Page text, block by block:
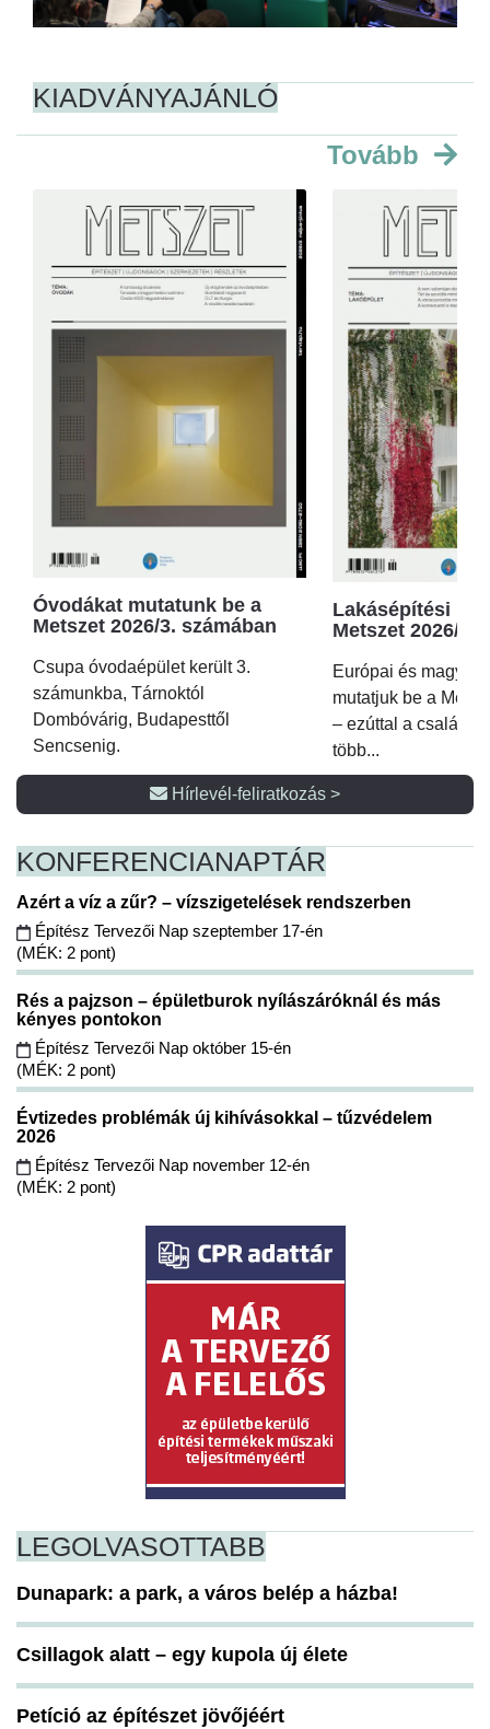
KIADVÁNYAJÁNLÓ
Tovább
Óvodákat mutatunk be a
Metszet 2026/3. számában
Csupa óvodaépület került 3.
számunkba, Tárnoktól
Dombóvárig, Budapesttől
Sencsenig.
Lakásépítési
Metszet 2026/2.
Európai és magyar
mutatjuk be a
– ezúttal a családi
több...
Hírlevél-feliratkozás >
KONFERENCIANAPTÁR
Azért a víz a zűr? – vízszigetelések rendszerben
Építész Tervezői Nap szeptember 17-én
(MÉK: 2 pont)
Rés a pajzson – épületburok nyílászáróknál és más
kényes pontokon
Építész Tervezői Nap október 15-én
(MÉK: 2 pont)
Évtizedes problémák új kihívásokkal – tűzvédelem
2026
Építész Tervezői Nap november 12-én
(MÉK: 2 pont)
LEGOLVASOTTABB
Dunapark: a park, a város belép a házba!
Csillagok alatt – egy kupola új élete
Petíció az építészet jövőjéért